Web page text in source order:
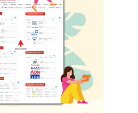
Gedung OCBC. | Foto: